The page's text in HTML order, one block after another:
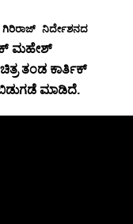
ನಿರ್ದೇಶನದ
ಮಹೇಶ್
ತಂಡ ಕಾರ್ತಿಕ್
ಬಿಡುಗಡೆ ಮಾಡಿದೆ.